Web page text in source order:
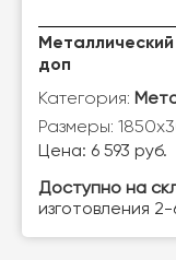
доп
Категория:
Размеры:
Цена: 6 593 руб.
Доступно на
изготовления